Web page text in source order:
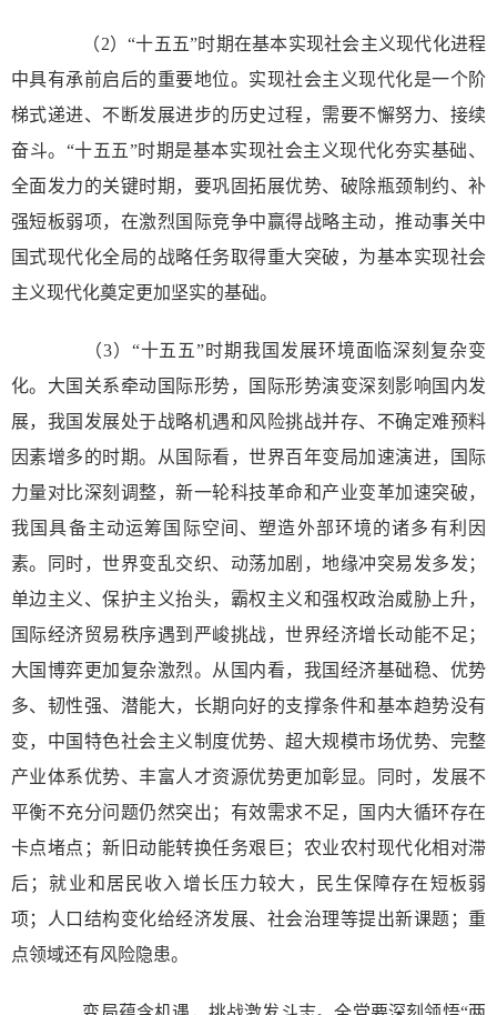
（2）“十五五”时期在基本实现社会主义现代化进程
中具有承前启后的重要地位。实现社会主义现代化是一个阶
梯式递进、不断发展进步的历史过程，需要不懈努力、接续
奋斗。“十五五”时期是基本实现社会主义现代化夯实基础、
全面发力的关键时期，要巩固拓展优势、破除瓶颈制约、补
强短板弱项，在激烈国际竞争中赢得战略主动，推动事关中
国式现代化全局的战略任务取得重大突破，为基本实现社会
主义现代化奠定更加坚实的基础。
（3）“十五五”时期我国发展环境面临深刻复杂变
化。大国关系牵动国际形势，国际形势演变深刻影响国内发
展，我国发展处于战略机遇和风险挑战并存、不确定难预料
因素增多的时期。从国际看，世界百年变局加速演进，国际
力量对比深刻调整，新一轮科技革命和产业变革加速突破，
我国具备主动运筹国际空间、塑造外部环境的诸多有利因
素。同时，世界变乱交织、动荡加剧，地缘冲突易发多发；
单边主义、保护主义抬头，霸权主义和强权政治威胁上升，
国际经济贸易秩序遇到严峻挑战，世界经济增长动能不足；
大国博弈更加复杂激烈。从国内看，我国经济基础稳、优势
多、韧性强、潜能大，长期向好的支撑条件和基本趋势没有
变，中国特色社会主义制度优势、超大规模市场优势、完整
产业体系优势、丰富人才资源优势更加彰显。同时，发展不
平衡不充分问题仍然突出；有效需求不足，国内大循环存在
卡点堵点；新旧动能转换任务艰巨；农业农村现代化相对滞
后；就业和居民收入增长压力较大，民生保障存在短板弱
项；人口结构变化给经济发展、社会治理等提出新课题；重
点领域还有风险隐患。